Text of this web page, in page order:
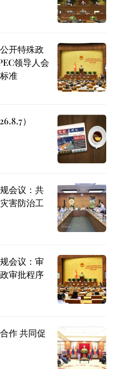
开特殊政
领导人会
准
）
会议：共
害防治工
会议：审
审批程序
作 共同促